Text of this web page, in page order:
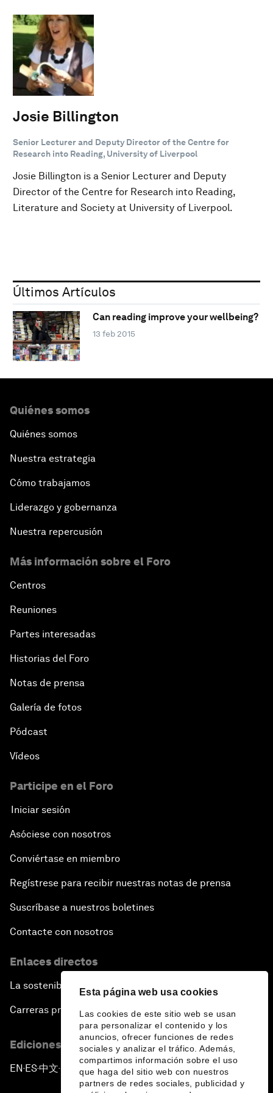
Esta página web usa cookies
Las cookies de este sitio web se usan
para personalizar el contenido y los
anuncios, ofrecer funciones de redes
sociales y analizar el tráfico. Además,
compartimos información sobre el uso
que haga del sitio web con nuestros
partners de redes sociales, publicidad y
Josie Billington
Senior Lecturer and Deputy Director of the Centre for
Research into Reading, University of Liverpool
Josie Billington is a Senior Lecturer and Deputy
Director of the Centre for Research into Reading,
Literature and Society at University of Liverpool.
Últimos Artículos
Can reading improve your wellbeing?
13 feb 2015
Quiénes somos
Quiénes somos
Nuestra estrategia
Cómo trabajamos
Liderazgo y gobernanza
Nuestra repercusión
Más información sobre el Foro
Centros
Reuniones
Partes interesadas
Historias del Foro
Notas de prensa
Galería de fotos
Pódcast
Vídeos
Participe en el Foro
Iniciar sesión
Asóciese con nosotros
Conviértase en miembro
Regístrese para recibir nuestras notas de prensa
Suscríbase a nuestros boletines
Contacte con nosotros
Enlaces directos
La sostenibilidad en el Foro
Carreras profesionales
Ediciones en otros idiomas
EN ▪ES▪中文▪ 日本語